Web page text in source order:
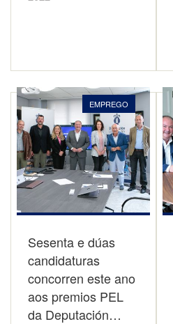
EMPREGO
Sesenta e dúas
candidaturas
concorren este ano
aos premios PEL
da Deputación…